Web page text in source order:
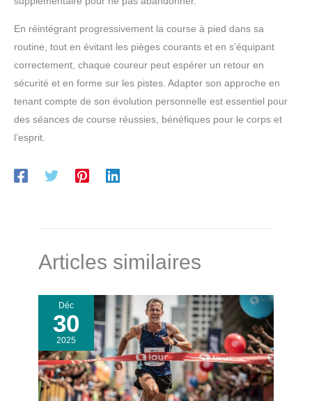
En réintégrant progressivement la course à pied dans sa
routine, tout en évitant les pièges courants et en s’équipant
correctement, chaque coureur peut espérer un retour en
sécurité et en forme sur les pistes. Adapter son approche en
tenant compte de son évolution personnelle est essentiel pour
des séances de course réussies, bénéfiques pour le corps et
l’esprit.
Articles similaires
Déc
30
2025